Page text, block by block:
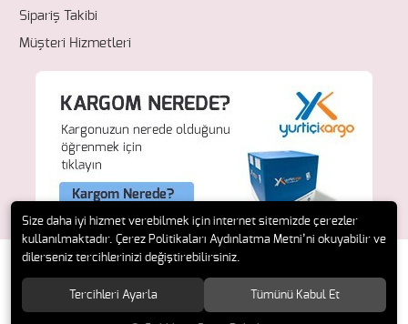
Sipariş Takibi
Müşteri Hizmetleri
© 2018 Fresh Ecza. Tüm hakları saklıdır.
Size daha iyi hizmet verebilmek için internet sitemizde çerezler
kullanılmaktadır. Çerez Politikaları Aydınlatma Metni’ni okuyabilir ve
dilerseniz tercihlerinizi değiştirebilirsiniz.
Tercihleri Ayarla Tümünü Kabul Et